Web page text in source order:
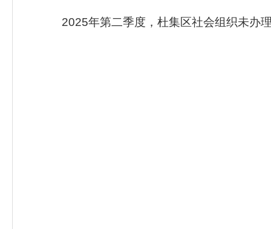
2025年第二季度，杜集区社会组织未办